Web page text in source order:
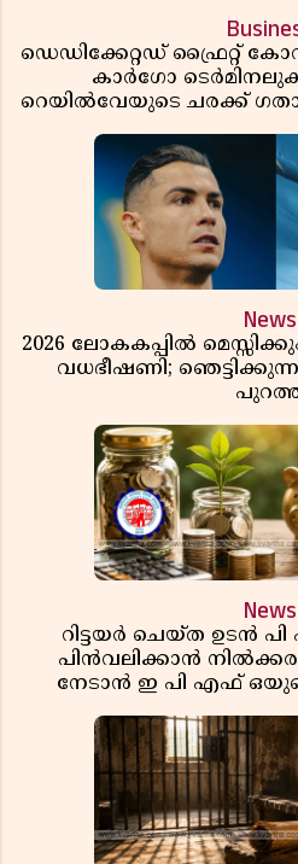
ഡെഡിക്കേറ്റഡ് ഫ്രൈറ്റ്
കാർഗോ
റെയിൽവേയുടെ ചരക്ക്
News
2026 ലോകകപ്പിൽ
വധഭീഷണി;
News
റിട്ടയർ ചെയ്ത ഉടൻ
പിൻവലിക്കാൻ
നേടാൻ ഇ പി എഫ്